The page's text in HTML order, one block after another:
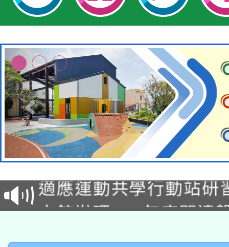
本校115學年度第2次
招甄選結果公告(無人
招)
適應運動共學行動站研
本館辦理115年度閱讀